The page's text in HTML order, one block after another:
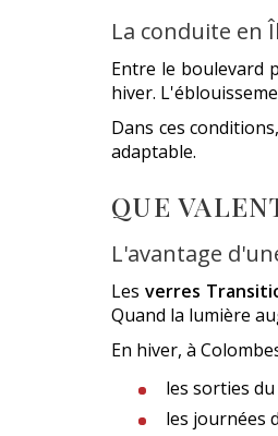
La conduite en
Entre le boulevard
hiver.
Dans ces
adaptable.
QUE
L'avantage
Lesverres
Quand la lumière
En hiver, à
les sorties
les journées